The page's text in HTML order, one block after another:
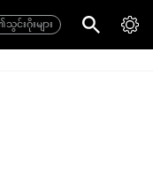
င်းဂိုးများ